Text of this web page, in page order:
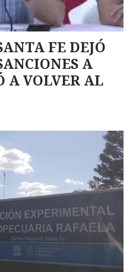
FE DEJÓ
A
A VOLVER AL